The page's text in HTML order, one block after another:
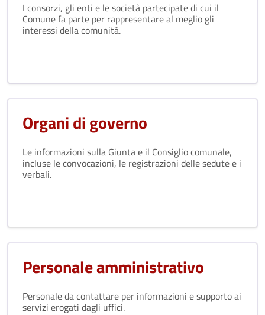
I consorzi, gli enti e le società partecipate di cui il
Comune fa parte per rappresentare al meglio gli
interessi della comunità.
Organi di governo
Le informazioni sulla Giunta e il Consiglio comunale,
incluse le convocazioni, le registrazioni delle sedute e i
verbali.
Personale amministrativo
Personale da contattare per informazioni e supporto ai
servizi erogati dagli uffici.